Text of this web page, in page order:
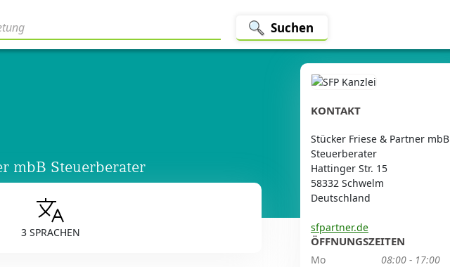
Suchen
mbB Steuerberater
3 SPRACHEN
KONTAKT
Stücker Friese & Partner mbB
Steuerberater
Hattinger Str. 15
58332 Schwelm
Deutschland
sfpartner.de
ÖFFNUNGSZEITEN
Mo
08:00 - 17:00